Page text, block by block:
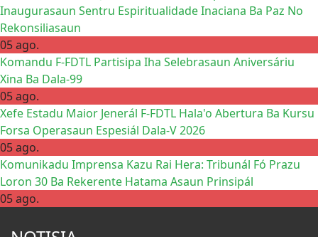
Inaugurasaun Sentru Espiritualidade Inaciana Ba Paz No
Rekonsiliasaun
05 ago.
Komandu F-FDTL Partisipa Iha Selebrasaun Aniversáriu
Xina Ba Dala-99
05 ago.
Xefe Estadu Maior Jenerál F-FDTL Hala'o Abertura Ba Kursu
Forsa Operasaun Espesiál Dala-V 2026
05 ago.
Komunikadu Imprensa Kazu Rai Hera: Tribunál Fó Prazu
Loron 30 Ba Rekerente Hatama Asaun Prinsipál
05 ago.